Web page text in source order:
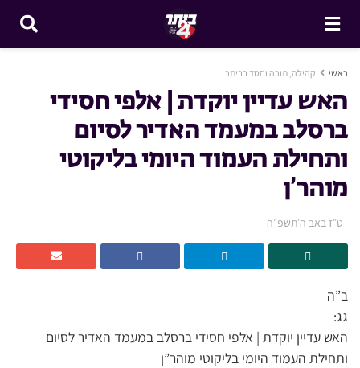
ראשי קהילה, תורה וחסד בביתר
האש עדיין יוקדת | אלפי חסידי
ברסלב במעמד האדיר לסיום
ותחילת העמוד היומי בליקוטי
מוהר’ן
ט״ז באב ה׳תשפ״ה
ב”ה
גג:
האש עדיין יוקדת | אלפי חסידי ברסלב במעמד האדיר לסיום
ותחילת העמוד היומי בליקוטי מוהר”ן